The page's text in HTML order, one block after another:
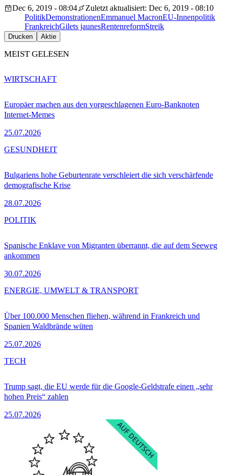
Dec 6, 2019 - 08:04
Zuletzt aktualisiert: Dec 6, 2019 - 08:10
PolitikDemonstrationenEmmanuel MacronEU-Innenpolitik
FrankreichGilets jaunesRentenreformStreik
Drucken Aktie
MEIST GELESEN
Europäer machen aus den vorgeschlagenen Euro-Banknoten
Internet-Memes
25.07.2026
WIRTSCHAFT
Bulgariens hohe Geburtenrate verschleiert die sich verschärfende
demografische Krise
28.07.2026
GESUNDHEIT
Spanische Enklave von Migranten überrannt, die auf dem Seeweg
ankommen
30.07.2026
POLITIK
Über 100.000 Menschen fliehen, während in Frankreich und
Spanien Waldbrände wüten
25.07.2026
ENERGIE, UMWELT & TRANSPORT
Trump sagt, die EU werde für die Google-Geldstrafe einen „sehr
hohen Preis“ zahlen
25.07.2026
TECH